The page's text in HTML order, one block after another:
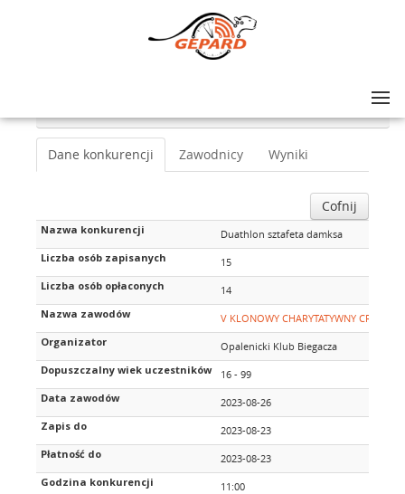
Dane konkurencji Zawodnicy Wyniki
Cofnij
Nazwa konkurencji
Duathlon sztafeta damksa
Liczba osób zapisanych
15
Liczba osób opłaconych
14
Nazwa zawodów
V KLONOWY CHARYTATYWNY CROSS
Organizator
Opalenicki Klub Biegacza
Dopuszczalny wiek uczestników
16 - 99
Data zawodów
2023-08-26
Zapis do
2023-08-23
Płatność do
2023-08-23
Godzina konkurencji
11:00